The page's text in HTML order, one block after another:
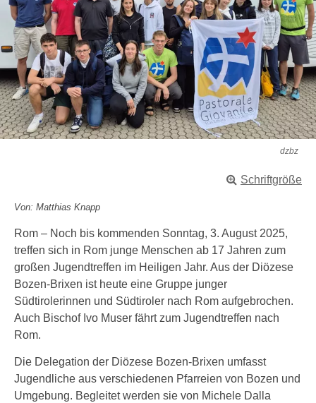
dzbz
Schriftgröße
Von: Matthias Knapp
Rom – Noch bis kommenden Sonntag, 3. August 2025,
treffen sich in Rom junge Menschen ab 17 Jahren zum
großen Jugendtreffen im Heiligen Jahr. Aus der Diözese
Bozen-Brixen ist heute eine Gruppe junger
Südtirolerinnen und Südtiroler nach Rom aufgebrochen.
Auch Bischof Ivo Muser fährt zum Jugendtreffen nach
Rom.
Die Delegation der Diözese Bozen-Brixen umfasst
Jugendliche aus verschiedenen Pfarreien von Bozen und
Umgebung. Begleitet werden sie von Michele Dalla